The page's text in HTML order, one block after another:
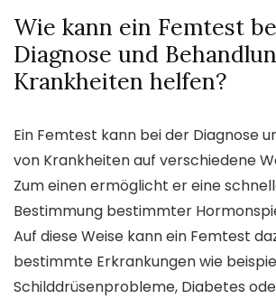
Wie kann ein Femtest
Diagnose und
Krankheiten helfen?
Ein Femtest kann bei der Diagnose
von Krankheiten auf verschiedene
Zum einen ermöglicht er eine
Bestimmung bestimmter
Auf diese Weise kann ein Femtest
bestimmte Erkrankungen wie
Schilddrüsenprobleme, Diabetes